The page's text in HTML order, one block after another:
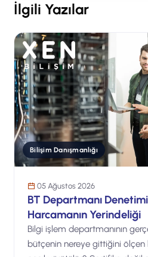
İlgili Yazılar
Bilişim Danışmanlığı
05 Ağustos 2026
BT Departmanı
Harcamanın Yerindeliği
Bilgi işlem departmanının
bütçenin nereye gittiğini ölçen